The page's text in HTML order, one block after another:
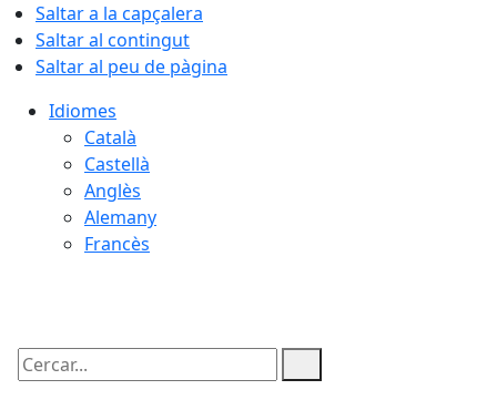
Saltar a la capçalera
Saltar al contingut
Saltar al peu de pàgina
Idiomes
Català
Castellà
Anglès
Alemany
Francès
Cercar: